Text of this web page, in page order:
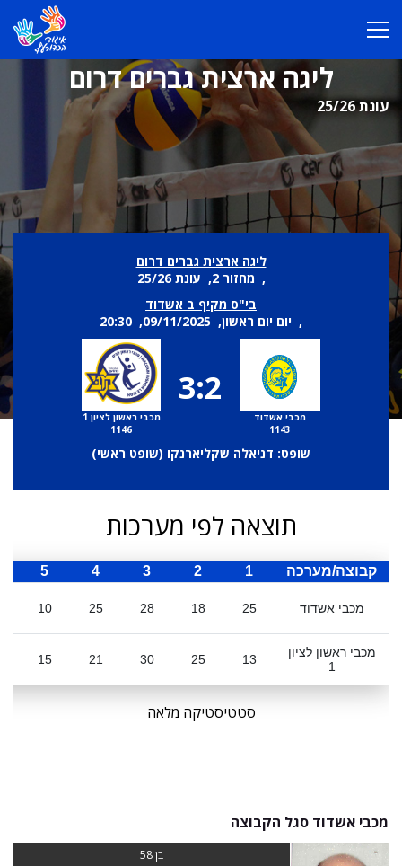
ליגה ארצית גברים דרום
עונת 25/26
ליגה ארצית גברים דרום
, מחזור 2, עונת 25/26
בי"ס מקיף ב אשדוד
, יום יום ראשון, 09/11/2025, 20:30
מכבי אשדוד
1143
3:2
מכבי ראשון לציון 1
1146
שופט: דניאלה שקליארנקו (שופט ראשי)
תוצאה לפי מערכות
קבוצה/מערכה 1
2
3
4
5
מכבי אשדוד 25
18
28
25
10
מכבי ראשון לציון
1
13
25
30
21
15
סטטיסטיקה מלאה
מכבי אשדוד סגל הקבוצה
בן 58